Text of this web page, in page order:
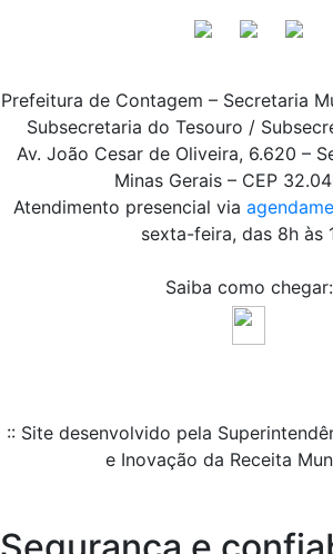
Prefeitura de Contagem – Secretaria
Subsecretaria do Tesouro /
Av. João Cesar de Oliveira, 6.620 –
Minas Gerais – CEP
Atendimento presencial via
sexta-feira, das 8h às
Saiba como chegar:
:: Site desenvolvido pela
e Inovação da Receita